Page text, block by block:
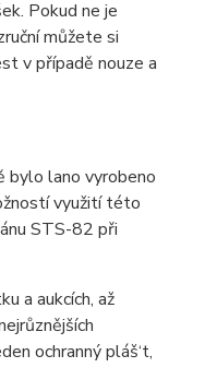
Pokud ne je
můžete si
v případě nouze a
bylo lano vyrobeno
využití této
STS-82 při
a aukcích, až
ochranný pláš‘t,